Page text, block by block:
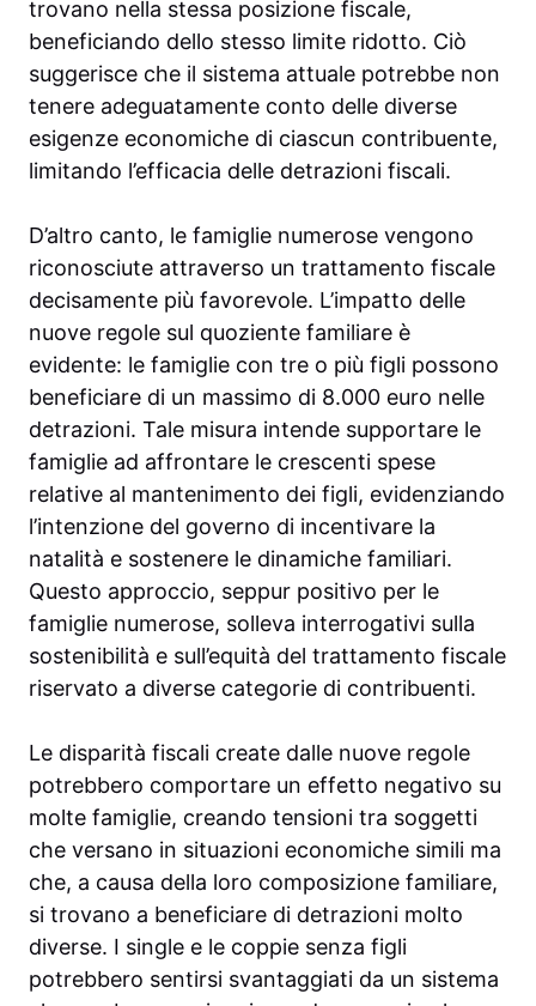
trovano nella stessa posizione fiscale,
beneficiando dello stesso limite ridotto. Ciò
suggerisce che il sistema attuale potrebbe non
tenere adeguatamente conto delle diverse
esigenze economiche di ciascun contribuente,
limitando l’efficacia delle detrazioni fiscali.
D’altro canto, le famiglie numerose vengono
riconosciute attraverso un trattamento fiscale
decisamente più favorevole. L’impatto delle
nuove regole sul quoziente familiare è
evidente: le famiglie con tre o più figli possono
beneficiare di un massimo di 8.000 euro nelle
detrazioni. Tale misura intende supportare le
famiglie ad affrontare le crescenti spese
relative al mantenimento dei figli, evidenziando
l’intenzione del governo di incentivare la
natalità e sostenere le dinamiche familiari.
Questo approccio, seppur positivo per le
famiglie numerose, solleva interrogativi sulla
sostenibilità e sull’equità del trattamento fiscale
riservato a diverse categorie di contribuenti.
Le disparità fiscali create dalle nuove regole
potrebbero comportare un effetto negativo su
molte famiglie, creando tensioni tra soggetti
che versano in situazioni economiche simili ma
che, a causa della loro composizione familiare,
si trovano a beneficiare di detrazioni molto
diverse. I single e le coppie senza figli
potrebbero sentirsi svantaggiati da un sistema